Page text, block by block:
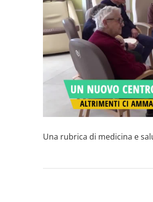
Una rubrica di medicina e